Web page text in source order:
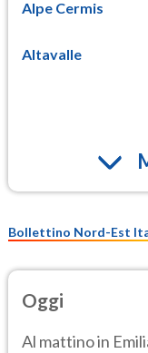
Alpe Cermis
Altavalle
Bollettino Nord-Est
Oggi
Al mattino in